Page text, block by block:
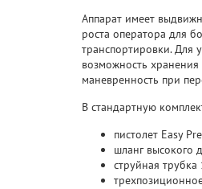
Аппарат имеет
роста оператора для
транспортировки. Для
возможность
маневренность при
В стандартную
пистолет Easy
шланг высокого
струйная